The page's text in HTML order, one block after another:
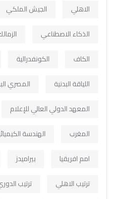
الاهلي
الجيش الملكي
الذكاء الاصطناعي
الكاف
الكونفدرالية
اللياقة البدنية
المصري
المعهد الدولي العالي للإعلام
المغرب
الهندسة
امم افريقيا
بيراميدز
ترتيب الاهلي
ترتيب